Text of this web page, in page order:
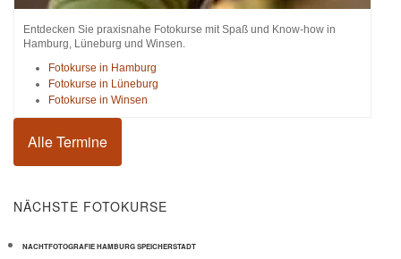
Entdecken Sie praxisnahe Fotokurse mit Spaß und Know-how in
Hamburg, Lüneburg und Winsen.
Fotokurse in Hamburg
Fotokurse in Lüneburg
Fotokurse in Winsen
Alle Termine
NÄCHSTE FOTOKURSE
NACHTFOTOGRAFIE HAMBURG SPEICHERSTADT